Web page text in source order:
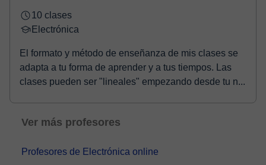
10 clases
Electrónica
El formato y método de enseñanza de mis clases se
adapta a tu forma de aprender y a tus tiempos. Las
clases pueden ser "lineales" empezando desde tu n...
Ver más profesores
Profesores de Electrónica online